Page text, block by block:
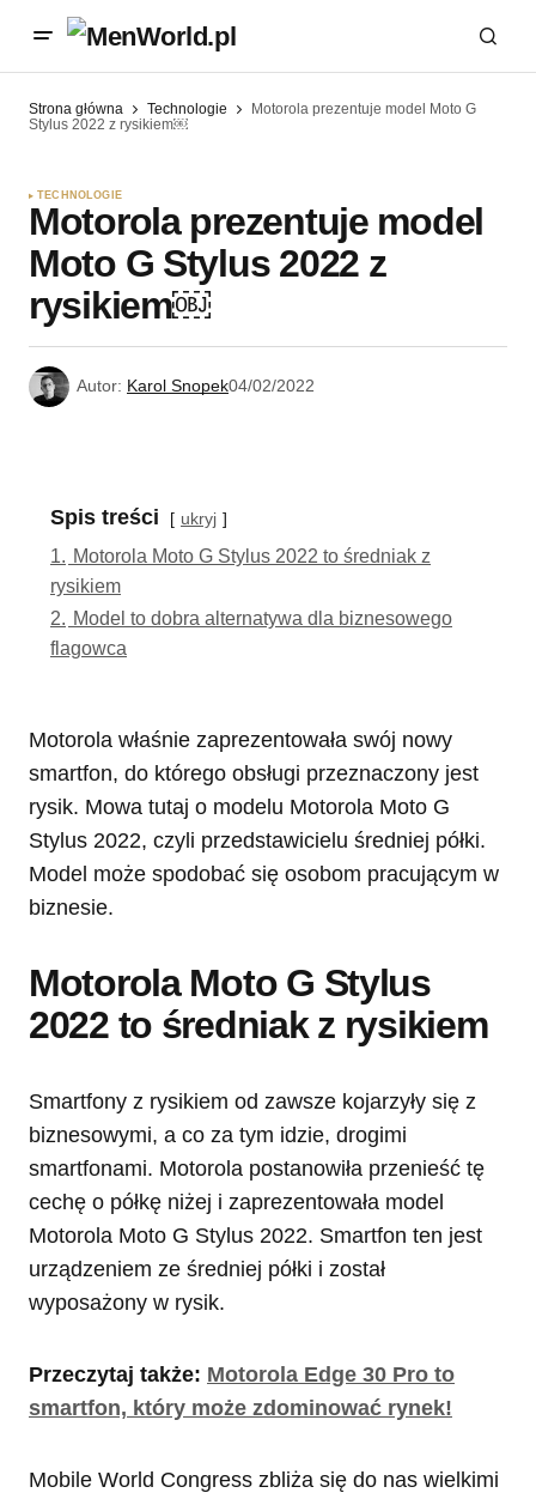
Strona główna Technologie
Motorola prezentuje model Moto G
Stylus 2022 z rysikiem￼
TECHNOLOGIE
Motorola prezentuje model
Moto G Stylus 2022 z
rysikiem￼
Autor: Karol Snopek04/02/2022
Spis treści ukryj
1. Motorola Moto G Stylus 2022 to średniak z
rysikiem
2. Model to dobra alternatywa dla biznesowego
flagowca
Motorola właśnie zaprezentowała swój nowy
smartfon, do którego obsługi przeznaczony jest
rysik. Mowa tutaj o modelu Motorola Moto G
Stylus 2022, czyli przedstawicielu średniej półki.
Model może spodobać się osobom pracującym w
biznesie.
Motorola Moto G Stylus
2022 to średniak z rysikiem
Smartfony z rysikiem od zawsze kojarzyły się z
biznesowymi, a co za tym idzie, drogimi
smartfonami. Motorola postanowiła przenieść tę
cechę o półkę niżej i zaprezentowała model
Motorola Moto G Stylus 2022. Smartfon ten jest
urządzeniem ze średniej półki i został
wyposażony w rysik.
Przeczytaj także: Motorola Edge 30 Pro to
smartfon, który może zdominować rynek!
Mobile World Congress zbliża się do nas wielkimi